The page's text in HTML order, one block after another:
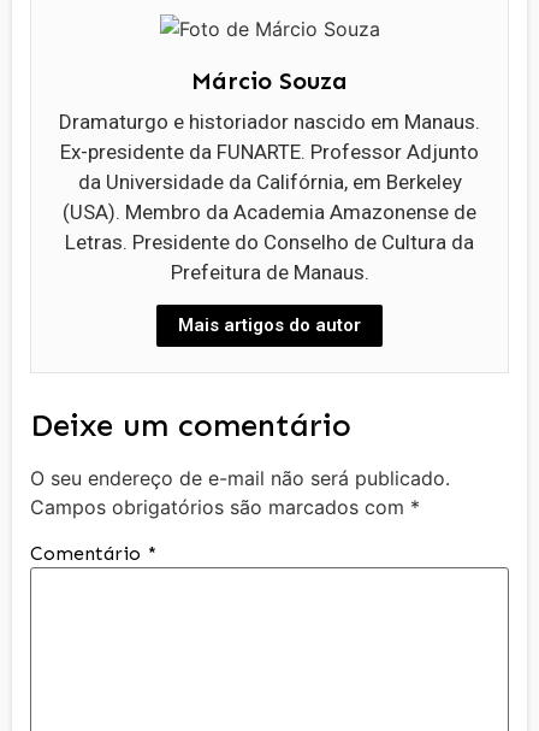
Márcio Souza
Dramaturgo e historiador nascido em Manaus.
Ex-presidente da FUNARTE. Professor Adjunto
da Universidade da Califórnia, em Berkeley
(USA). Membro da Academia Amazonense de
Letras. Presidente do Conselho de Cultura da
Prefeitura de Manaus.
Mais artigos do autor
Deixe um comentário
O seu endereço de e-mail não será publicado.
Campos obrigatórios são marcados com *
Comentário *